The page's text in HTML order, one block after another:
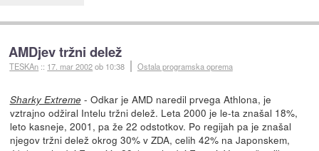
AMDjev tržni delež
TESKAn :: 17. mar 2002ob 10:38 Ostala programska oprema
Sharky Extreme- Odkar je AMD naredil prvega Athlona, je
vztrajno odžiral Intelu tržni delež. Leta 2000 je le-ta znašal 18%,
leto kasneje, 2001, pa že 22 odstotkov. Po regijah pa je znašal
njegov tržni delež okrog 30% v ZDA, celih 42% na Japonskem,